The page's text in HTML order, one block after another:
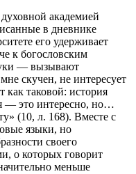
академией
в дневнике
его удерживает
к богословским
— вызывают
скучен, не интересует
как таковой: история
— это интересно, но…
(10, л. 168). Вместе с
языки, но
своего
о которых говорит
меньше